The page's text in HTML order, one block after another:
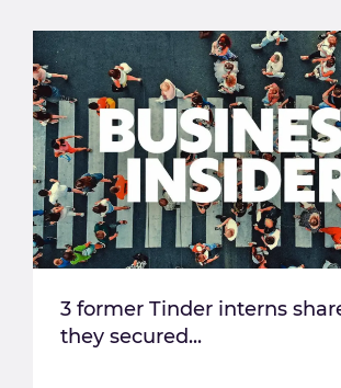
3 former Tinder interns
they secured...